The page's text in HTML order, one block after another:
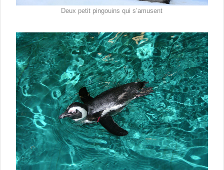
Deux petit pingouins qui s’amusent